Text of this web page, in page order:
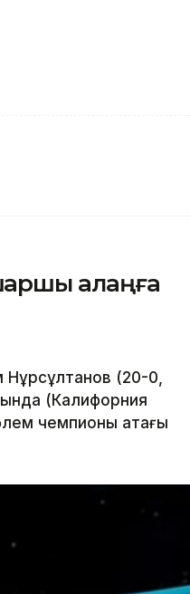
алаңға
Нұрсұлтанов (20-0,
(Калифорния
чемпионы атағы